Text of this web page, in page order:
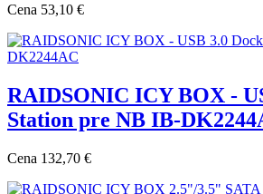
Cena 53,10 €
RAIDSONIC ICY BOX -
Station pre NB IB-
Cena 132,70 €